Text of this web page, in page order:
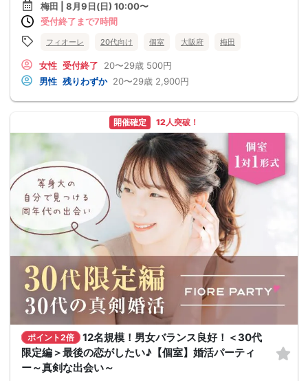
梅田 | 8月9日(日) 10:00〜
受付終了まで7時間
フィオーレ 20代向け 個室 大阪府 梅田
女性 受付終了 20〜29歳 500円
男性 残りわずか 20〜29歳 2,900円
開催確定 12人突破！
ポイント2倍
12名規模！男女バランス良好！＜30代
限定編＞最後の恋がしたい♪【個室】婚活パーティ
ー～真剣な出会い～